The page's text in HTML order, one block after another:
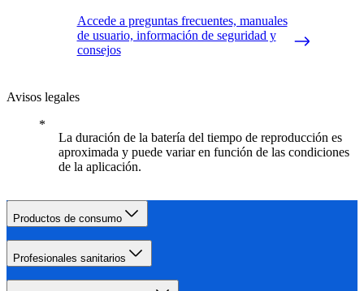
Accede a preguntas frecuentes, manuales
de usuario, información de seguridad y
consejos
Avisos legales
La duración de la batería del tiempo de reproducción es
aproximada y puede variar en función de las condiciones
de la aplicación.
Productos de consumo
Profesionales sanitarios